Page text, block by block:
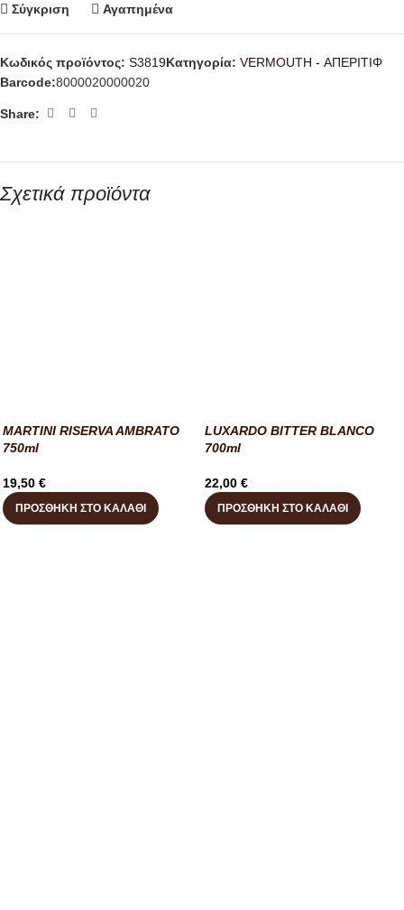
Σύγκριση Αγαπημένα
Κωδικός προϊόντος: S3819Κατηγορία: VERMOUTH - ΑΠΕΡΙΤΙΦ
Barcode:8000020000020
Share:
Σχετικά προϊόντα
MARTINI RISERVA AMBRATO
750ml
19,50 €
ΠΡΟΣΘΉΚΗ ΣΤΟ ΚΑΛΆΘΙ
LUXARDO BITTER BLANCO
700ml
22,00 €
ΠΡΟΣΘΉΚΗ ΣΤΟ ΚΑΛΆΘΙ